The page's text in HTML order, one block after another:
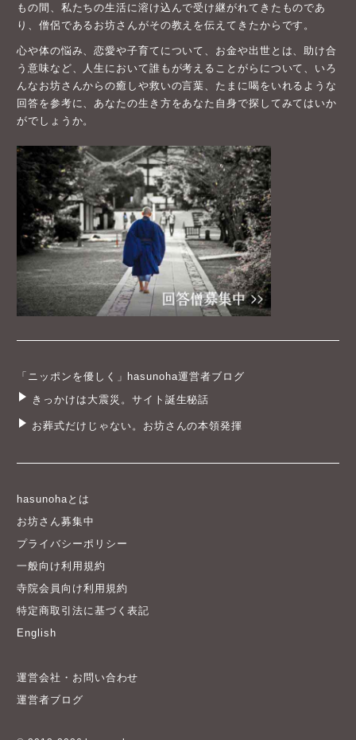
もの間、私たちの生活に溶け込んで受け継がれてきたものであ
り、僧侶であるお坊さんがその教えを伝えてきたからです。
心や体の悩み、恋愛や子育てについて、お金や出世とは、助け合
う意味など、人生において誰もが考えることがらについて、いろ
んなお坊さんからの癒しや救いの言葉、たまに喝をいれるような
回答を参考に、あなたの生き方をあなた自身で探してみてはいか
がでしょうか。
「ニッポンを優しく」hasunoha運営者ブログ
きっかけは大震災。サイト誕生秘話
お葬式だけじゃない。お坊さんの本領発揮
hasunohaとは
お坊さん募集中
プライバシーポリシー
一般向け利用規約
寺院会員向け利用規約
特定商取引法に基づく表記
English
運営会社・お問い合わせ
運営者ブログ